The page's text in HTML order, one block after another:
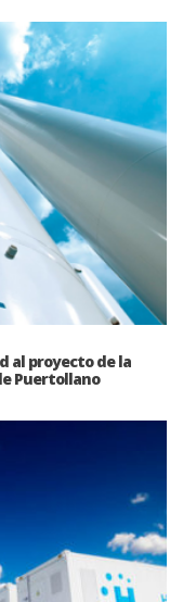
al proyecto de la
Puertollano